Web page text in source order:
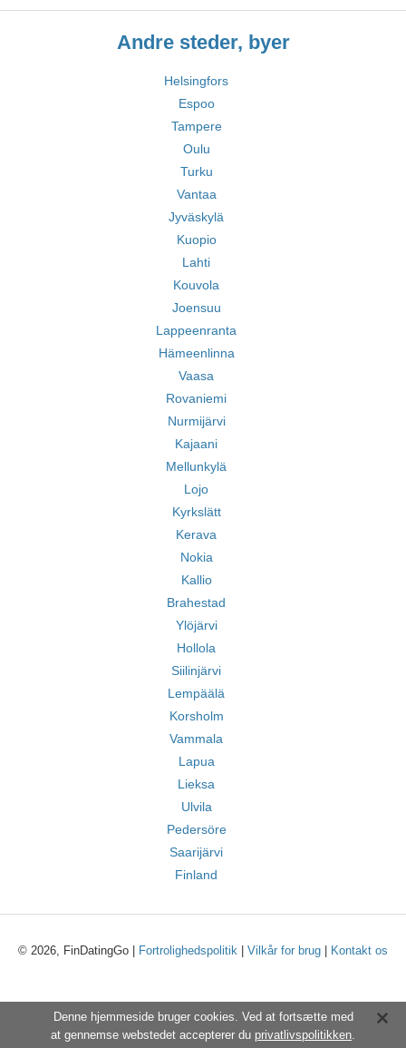
Andre steder, byer
Helsingfors
Espoo
Tampere
Oulu
Turku
Vantaa
Jyväskylä
Kuopio
Lahti
Kouvola
Joensuu
Lappeenranta
Hämeenlinna
Vaasa
Rovaniemi
Nurmijärvi
Kajaani
Mellunkylä
Lojo
Kyrkslätt
Kerava
Nokia
Kallio
Brahestad
Ylöjärvi
Hollola
Siilinjärvi
Lempäälä
Korsholm
Vammala
Lapua
Lieksa
Ulvila
Pedersöre
Saarijärvi
Finland
© 2026, FinDatingGo | Fortrolighedspolitik Vilkår for brug Kontakt os
Denne hjemmeside bruger cookies. Ved at fortsætte med
at gennemse webstedet accepterer du privatlivspolitikken.